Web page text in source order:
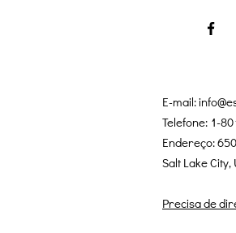
E-mail:
Telefone: 1-
Endereço:
Salt Lake City,
Precisa de